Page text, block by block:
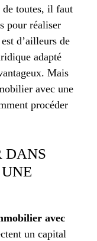
de toutes, il faut
pour réaliser
d’ailleurs de
adapté
Mais
avec une
procéder
DANS
avec
un capital